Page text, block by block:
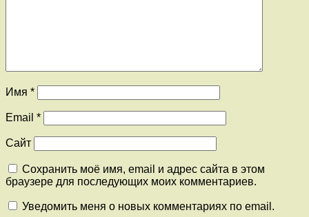
Имя *
Email *
Сайт
Сохранить моё имя, email и адрес сайта в этом
браузере для последующих моих комментариев.
Уведомить меня о новых комментариях по email.